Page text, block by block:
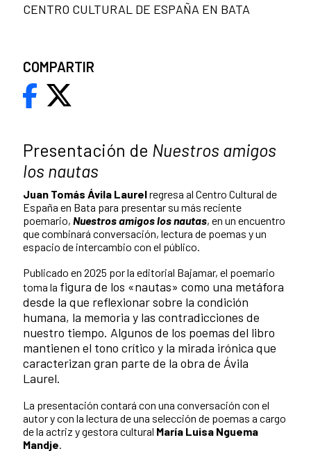
Presentación de Nuestros amigos
los nautas
Juan Tomás Ávila Laurelregresa al Centro Cultural de
España en Bata para presentar su más reciente
poemario, Nuestros amigos los nautas, en un encuentro
que combinará conversación, lectura de poemas y un
espacio de intercambio con el público.
Publicado en 2025 por la editorial Bajamar, el poemario
toma la figura de los «nautas» como una metáfora
desde la que reflexionar sobre la condición
humana, la memoria y las contradicciones de
nuestro tiempo. Algunos de los poemas del libro
mantienen el tono crítico y la mirada irónica que
caracterizan gran parte de la obra de Ávila
Laurel.
La presentación contará con una conversación con el
autor y con la lectura de una selección de poemas a cargo
de la actriz y gestora cultural María Luisa Nguema
Mandje.
CENTRO CULTURAL DE ESPAÑA EN BATA
COMPARTIR